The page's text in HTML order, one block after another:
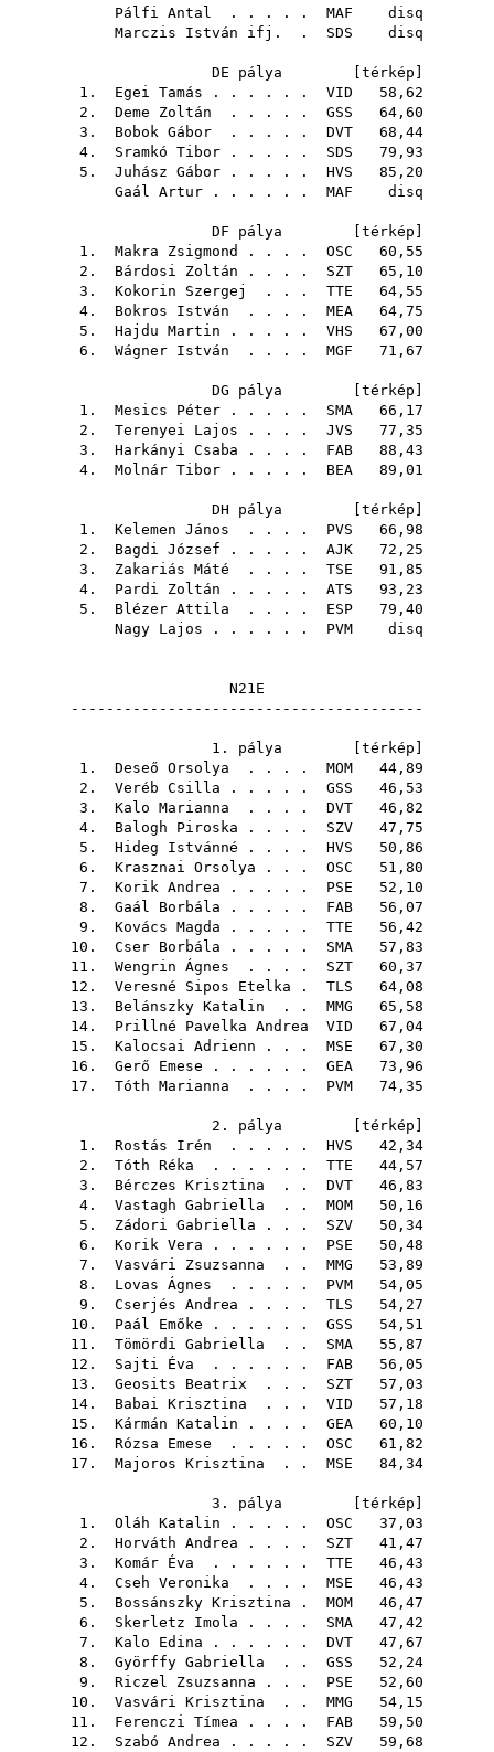
Pálfi Antal . . . . . MAF disq
Marczis István ifj.
. SDS disq
DE pálya [ térkép
1. Egei Tamás . . . . . . VID 58,62
2. Deme Zoltán . . . . . GSS 64,60
3. Bobok Gábor . . . . . DVT 68,44
4. Sramkó Tibor . . . . . SDS 79,93
5. Juhász Gábor . . . . . HVS 85,20
Gaál Artur . . . . . . MAF disq
DF pálya [ térkép
1. Makra Zsigmond . . . . OSC 60,55
2. Bárdosi Zoltán . . . . SZT 65,10
3. Kokorin Szergej . . . TTE 64,55
4. Bokros István . . . . MEA 64,75
5. Hajdu Martin . . . . . VHS 67,00
6. Wágner István . . . . MGF 71,67
DG pálya [ térkép
1. Mesics Péter . . . . . SMA 66,17
2. Terenyei Lajos . . . . JVS 77,35
3. Harkányi Csaba . . . . FAB 88,43
4. Molnár Tibor . . . . . BEA 89,01
DH pálya [ térkép
1. Kelemen János . . . . PVS 66,98
2. Bagdi József . . . . . AJK 72,25
3. Zakariás Máté . . . . TSE 91,85
4. Pardi Zoltán . . . . . ATS 93,23
5. Blézer Attila . . . . ESP 79,40
Nagy Lajos . . . . . . PVM disq
N21E
----------------------------------------
1. pálya [ térkép
1. Deseő Orsolya . . . . MOM 44,89
2. Veréb Csilla . . . . . GSS 46,53
3. Kalo Marianna . . . . DVT 46,82
4. Balogh Piroska . . . . SZV 47,75
5. Hideg Istvánné . . . . HVS 50,86
6. Krasznai Orsolya . . . OSC 51,80
7. Korik Andrea . . . . . PSE 52,10
8. Gaál Borbála . . . . . FAB 56,07
9. Kovács Magda . . . . . TTE 56,42
10. Cser Borbála . . . . . SMA 57,83
11. Wengrin Ágnes . . . . SZT 60,37
12. Veresné Sipos Etelka . TLS 64,08
13. Belánszky Katalin . . MMG 65,58
14. Prillné Pavelka Andrea VID 67,04
15. Kalocsai Adrienn . . . MSE 67,30
16. Gerő Emese . . . . . . GEA 73,96
17. Tóth Marianna . . . . PVM 74,35
2. pálya [ térkép
1. Rostás Irén . . . . . HVS 42,34
2. Tóth Réka . . . . . . TTE 44,57
3. Bérczes Krisztina . . DVT 46,83
4. Vastagh Gabriella . . MOM 50,16
5. Zádori Gabriella . . . SZV 50,34
6. Korik Vera . . . . . . PSE 50,48
7. Vasvári Zsuzsanna . . MMG 53,89
8. Lovas Ágnes . . . . . PVM 54,05
9. Cserjés Andrea . . . . TLS 54,27
10. Paál Emőke . . . . . . GSS 54,51
11. Tömördi Gabriella . . SMA 55,87
12. Sajti Éva . . . . . . FAB 56,05
13. Geosits Beatrix . . . SZT 57,03
14. Babai Krisztina . . . VID 57,18
15. Kármán Katalin . . . . GEA 60,10
16. Rózsa Emese . . . . . OSC 61,82
17. Majoros Krisztina . . MSE 84,34
3. pálya [ térkép
1. Oláh Katalin . . . . . OSC 37,03
2. Horváth Andrea . . . . SZT 41,47
3. Komár Éva . . . . . . TTE 46,43
4. Cseh Veronika . . . . MSE 46,43
5. Bossánszky Krisztina . MOM 46,47
6. Skerletz Imola . . . . SMA 47,42
7. Kalo Edina . . . . . . DVT 47,67
8. Györffy Gabriella . . GSS 52,24
9. Riczel Zsuzsanna . . . PSE 52,60
10. Vasvári Krisztina . . MMG 54,15
11. Ferenczi Tímea . . . . FAB 59,50
12. Szabó Andrea . . . . . SZV 59,68